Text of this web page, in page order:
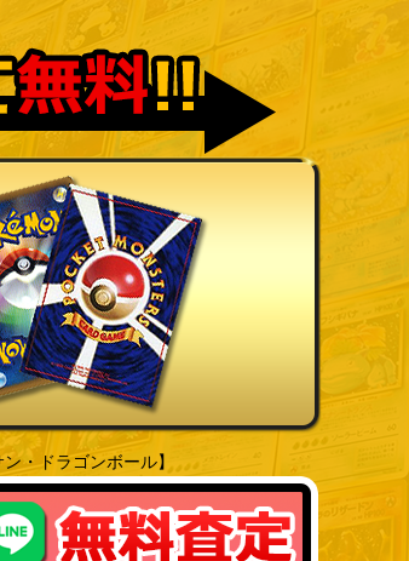
・ドラゴンボール】